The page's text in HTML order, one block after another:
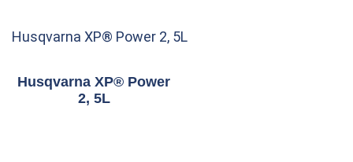
Husqvarna XP® Power 2, 5L
Husqvarna XP® Power
2, 5L